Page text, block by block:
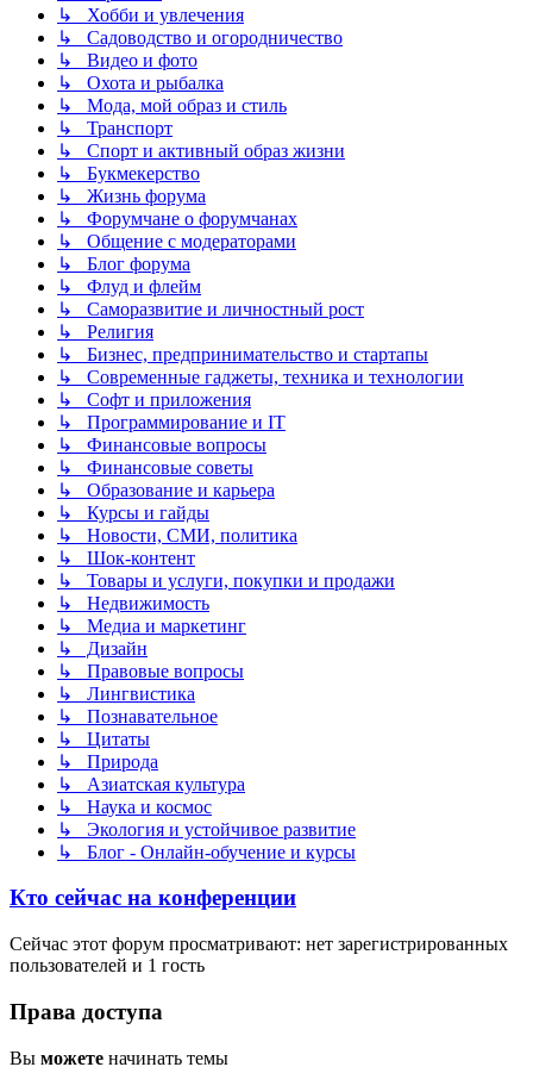
↳ Хобби и увлечения
↳ Садоводство и огородничество
↳ Видео и фото
↳ Охота и рыбалка
↳ Мода, мой образ и стиль
↳ Транспорт
↳ Спорт и активный образ жизни
↳ Букмекерство
↳ Жизнь форума
↳ Форумчане о форумчанах
↳ Общение с модераторами
↳ Блог форума
↳ Флуд и флейм
↳ Саморазвитие и личностный рост
↳ Религия
↳ Бизнес, предпринимательство и стартапы
↳ Современные гаджеты, техника и технологии
↳ Софт и приложения
↳ Программирование и IT
↳ Финансовые вопросы
↳ Финансовые советы
↳ Образование и карьера
↳ Курсы и гайды
↳ Новости, СМИ, политика
↳ Шок-контент
↳ Товары и услуги, покупки и продажи
↳ Недвижимость
↳ Медиа и маркетинг
↳ Дизайн
↳ Правовые вопросы
↳ Лингвистика
↳ Познавательное
↳ Цитаты
↳ Природа
↳ Азиатская культура
↳ Наука и космос
↳ Экология и устойчивое развитие
↳ Блог - Онлайн-обучение и курсы
Кто сейчас на конференции
Сейчас этот форум просматривают: нет зарегистрированных
пользователей и 1 гость
Права доступа
Вы можете начинать темы